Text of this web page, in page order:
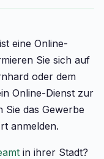
eine Online-
Sie sich auf
oder dem
Online-Dienst zur
das Gewerbe
anmelden.
in ihrer Stadt?